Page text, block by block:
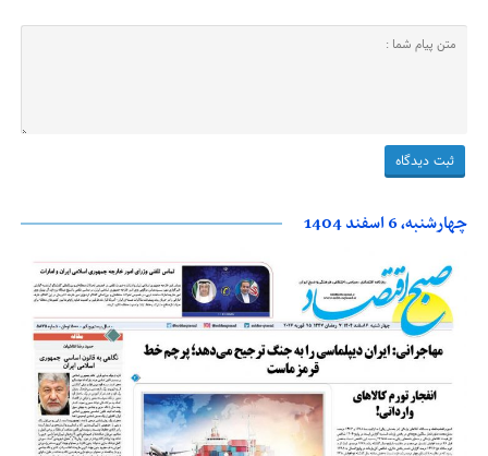
چهارشنبه، 6 اسفند 1404